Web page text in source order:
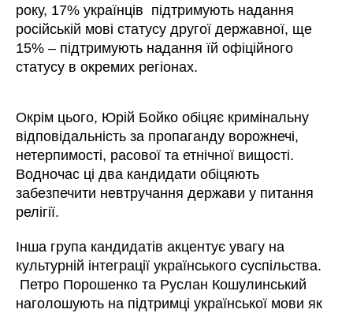
року, 17% українців підтримують надання
російській мові статусу другої державної, ще
15% – підтримують надання їй офіційного
статусу в окремих регіонах.
Окрім цього, Юрій Бойко обіцяє кримінальну
відповідальність за пропаганду ворожнечі,
нетерпимості, расової та етнічної вищості.
Водночас ці два кандидати обіцяють
забезпечити невтручання держави у питання
релігії.
Інша група кандидатів акцентує увагу на
культурній інтеграції українського суспільства.
Петро Порошенко та Руслан Кошулинський
наголошують на підтримці української мови як